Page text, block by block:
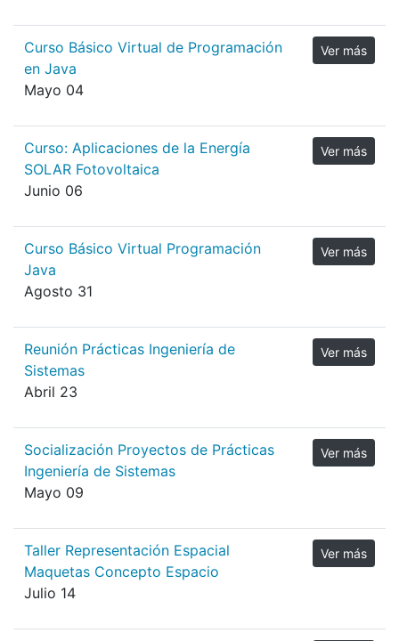
Curso Básico Virtual de Programación
en Java
Mayo 04
Ver más
Curso: Aplicaciones de la Energía
SOLAR Fotovoltaica
Junio 06
Ver más
Curso Básico Virtual Programación
Java
Agosto 31
Ver más
Reunión Prácticas Ingeniería de
Sistemas
Abril 23
Ver más
Socialización Proyectos de Prácticas
Ingeniería de Sistemas
Mayo 09
Ver más
Taller Representación Espacial
Maquetas Concepto Espacio
Julio 14
Ver más